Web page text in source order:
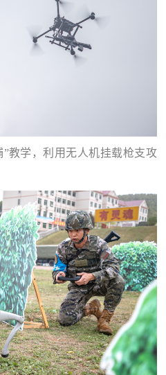
教学，利用无人机挂载枪支攻